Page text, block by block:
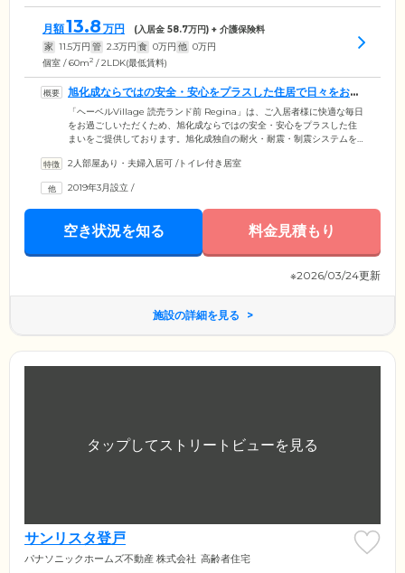
月額13.8 万円 (入居金 58.7万円) + 介護保険料
家 11.5万円 管 2.3万円 食 0万円 他 0万円
個室 / 60m2 / 2LDK(最低賃料)
旭化成ならではの安全・安心をプラスした住居で日々をお過
ごしください
「ヘーベルVillage 読売ランド前 Regina」は、ご入居者様に快適な毎日
をお過ごしいただくため、旭化成ならではの安全・安心をプラスした住
まいをご提供しております。旭化成独自の耐火・耐震・制震システムを
た場合に駆けつける緊急通報システムなどが、ご入居者様の毎日を守り
でも警備会社に常駐している看護師に健康相談が可能です。また、社会
福祉士などの相談員が月1回定期的に訪問。生活全般にわたるお悩みやご
2人部屋あり・夫婦入居可 /トイレ付き居室
2019年3月設立 /
空き状況を知る 料金見積もり
※2026/03/24更新
施設の詳細を見る
サンリスタ登戸
パナソニックホームズ不動産 株式会社 高齢者住宅